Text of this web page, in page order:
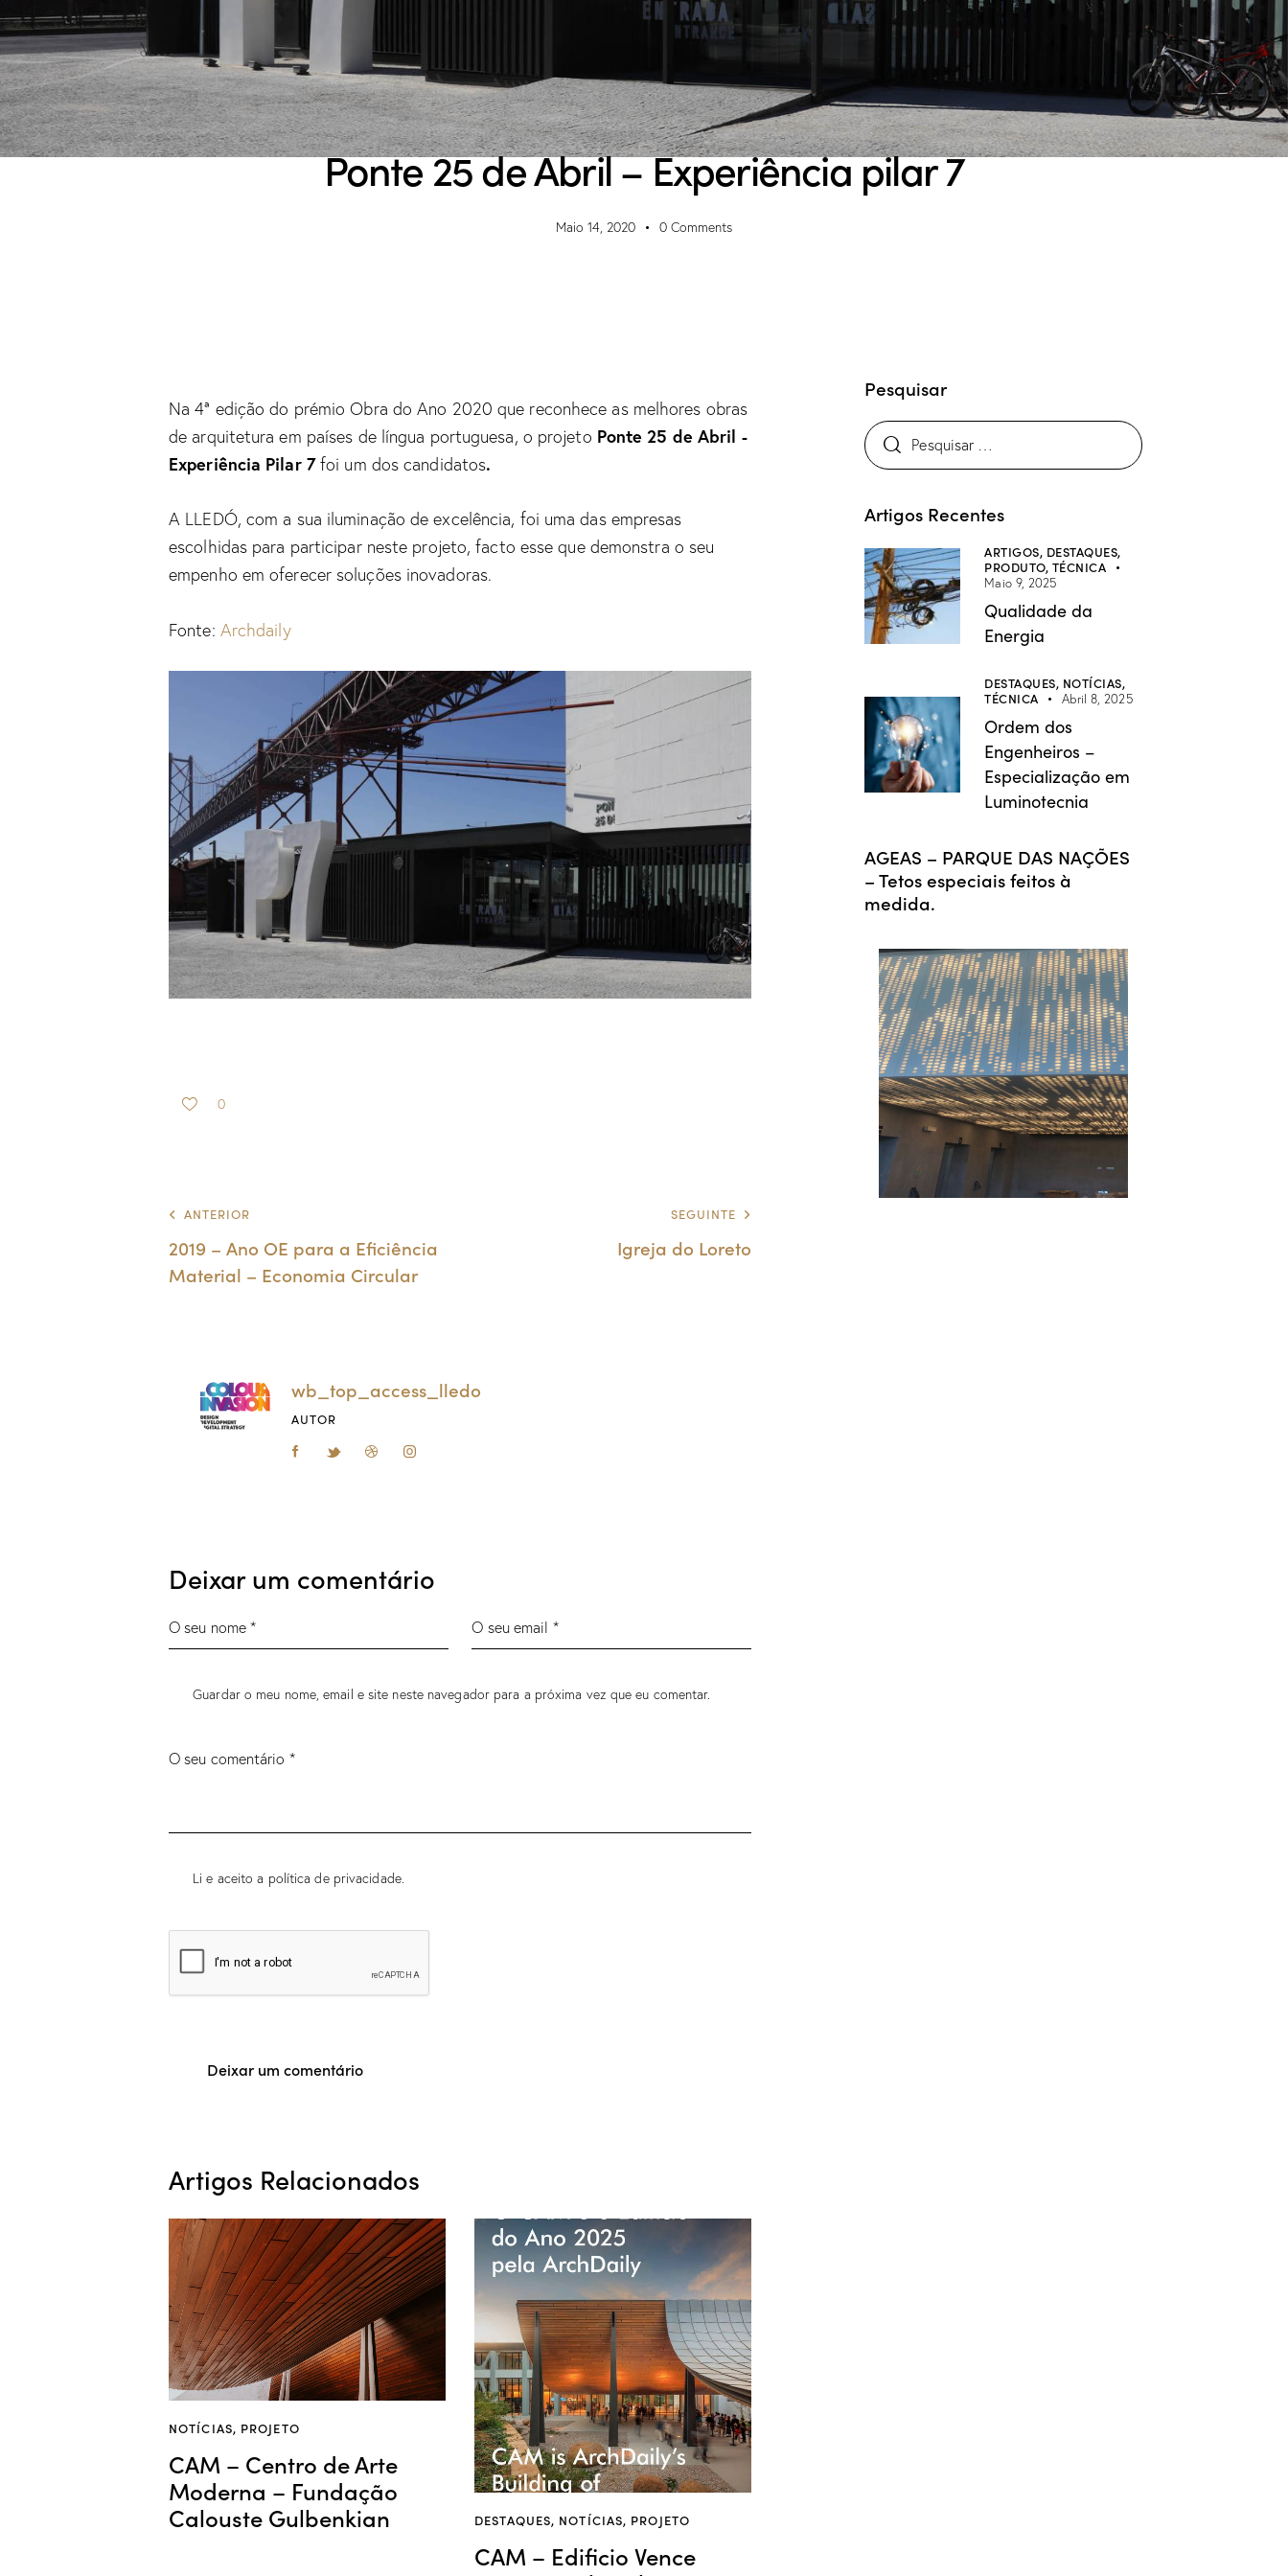
INOVAÇÃO NOTÍCIAS PROJETO
Ponte 25 de Abril – Experiência pilar 7
Maio 14, 2020 0 Comments
Na 4ª edição do prémio Obra do Ano 2020 que reconhece as melhores obras
de arquitetura em países de língua portuguesa, o projeto Ponte 25 de Abril -
Experiência Pilar 7foi um dos candidatos.
A LLEDÓ, com a sua iluminação de excelência, foi uma das empresas
escolhidas para participar neste projeto, facto esse que demonstra o seu
empenho em oferecer soluções inovadoras.
Fonte: Archdaily
0
ANTERIOR
2019 – Ano OE para a Eficiência
Material – Economia Circular
SEGUINTE
Igreja do Loreto
wb_top_access_lledo
AUTOR
Deixar um comentário
Guardar o meu nome, email e site neste navegador para a próxima vez que eu comentar.
Li e aceito a política de privacidade.
Artigos Relacionados
NOTÍCIAS, PROJETO
CAM – Centro de Arte
Moderna – Fundação
Calouste Gulbenkian
DESTAQUES, NOTÍCIAS, PROJETO
CAM – Edificio Vence
Pesquisar
Artigos Recentes
ARTIGOS, DESTAQUES,
PRODUTO, TÉCNICA
Maio 9, 2025
Qualidade da
Energia
DESTAQUES, NOTÍCIAS,
TÉCNICA
Abril 8, 2025
Ordem dos
Engenheiros –
Especialização em
Luminotecnia
AGEAS – PARQUE DAS NAÇÕES
– Tetos especiais feitos à
medida.